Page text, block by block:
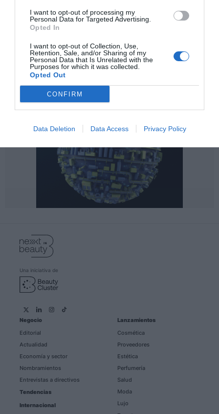
I want to opt-out of processing my
Personal Data for Targeted Advertising.
Opted In
I want to opt-out of Collection, Use,
Retention, Sale, and/or Sharing of my
Personal Data that Is Unrelated with the
Purposes for which it was collected.
Opted Out
CONFIRM
Data Deletion Data Access Privacy Policy
Una iniciativa de
Negocio
Editorial
Actualidad
Economía y sector
Nombramientos
Entrevistas a directivos
Tendencias
Internacional
Lanzamientos
Cosmética
Proveedores
Estética
Perfumería
Salud
Moda
Lujo